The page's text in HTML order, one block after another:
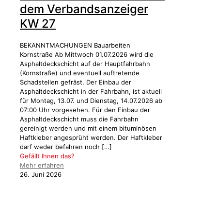
dem Verbandsanzeiger
KW 27
BEKANNTMACHUNGEN Bauarbeiten
Kornstraße Ab Mittwoch 01.07.2026 wird die
Asphaltdeckschicht auf der Hauptfahrbahn
(Kornstraße) und eventuell auftretende
Schadstellen gefräst. Der Einbau der
Asphaltdeckschicht in der Fahrbahn, ist aktuell
für Montag, 13.07. und Dienstag, 14.07.2026 ab
07:00 Uhr vorgesehen. Für den Einbau der
Asphaltdeckschicht muss die Fahrbahn
gereinigt werden und mit einem bituminösen
Haftkleber angesprüht werden. Der Haftkleber
darf weder befahren noch […]
Gefällt Ihnen das?
Mehr erfahren
26. Juni 2026